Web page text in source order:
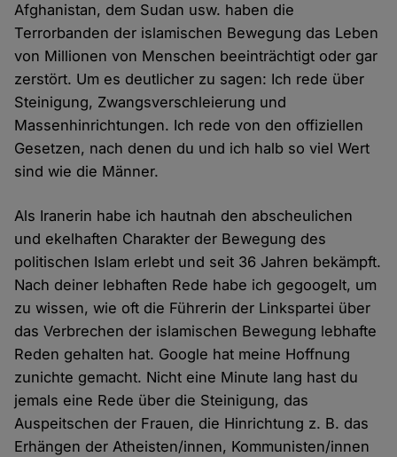
Afghanistan, dem Sudan usw. haben die
Terrorbanden der islamischen Bewegung das Leben
von Millionen von Menschen beeinträchtigt oder gar
zerstört. Um es deutlicher zu sagen: Ich rede über
Steinigung, Zwangsverschleierung und
Massenhinrichtungen. Ich rede von den offiziellen
Gesetzen, nach denen du und ich halb so viel Wert
sind wie die Männer.
Als Iranerin habe ich hautnah den abscheulichen
und ekelhaften Charakter der Bewegung des
politischen Islam erlebt und seit 36 Jahren bekämpft.
Nach deiner lebhaften Rede habe ich gegoogelt, um
zu wissen, wie oft die Führerin der Linkspartei über
das Verbrechen der islamischen Bewegung lebhafte
Reden gehalten hat. Google hat meine Hoffnung
zunichte gemacht. Nicht eine Minute lang hast du
jemals eine Rede über die Steinigung, das
Auspeitschen der Frauen, die Hinrichtung z. B. das
Erhängen der Atheisten/innen, Kommunisten/innen